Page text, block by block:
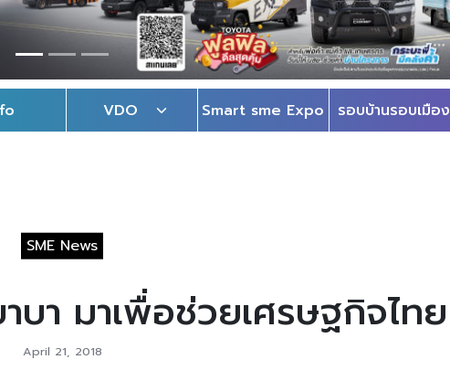
VDO Smart sme Expo รอบบ้านรอบเมือง
SME News
า มาเพื่อช่วยเศรษฐกิจไทย
April 21, 2018